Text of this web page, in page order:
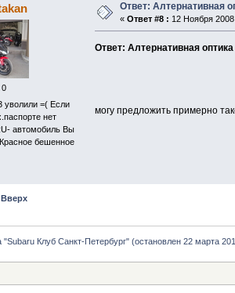
уволили =( Если
нет
автомобиль Вы
бешенное
Ответ: Алтернативная
« Ответ #8 : 12 Ноября
Ответ: Алтернативная оптика
могу предложить примерно
Вверх
Клуб Санкт-Петербург" (остановлен 22 марта